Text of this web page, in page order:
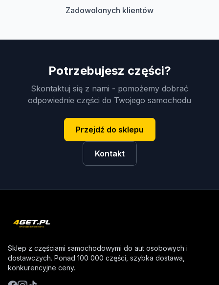
Zadowolonych klientów
Potrzebujesz części?
Skontaktuj się z nami - pomożemy dobrać
odpowiednie części do Twojego samochodu
Przejdź do sklepu
Kontakt
Sklep z częściami samochodowymi do aut osobowych i
dostawczych. Ponad 100 000 części, szybka dostawa,
konkurencyjne ceny.